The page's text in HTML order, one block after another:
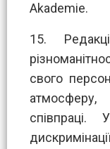
Akademie.
15.
свого
співпраці.